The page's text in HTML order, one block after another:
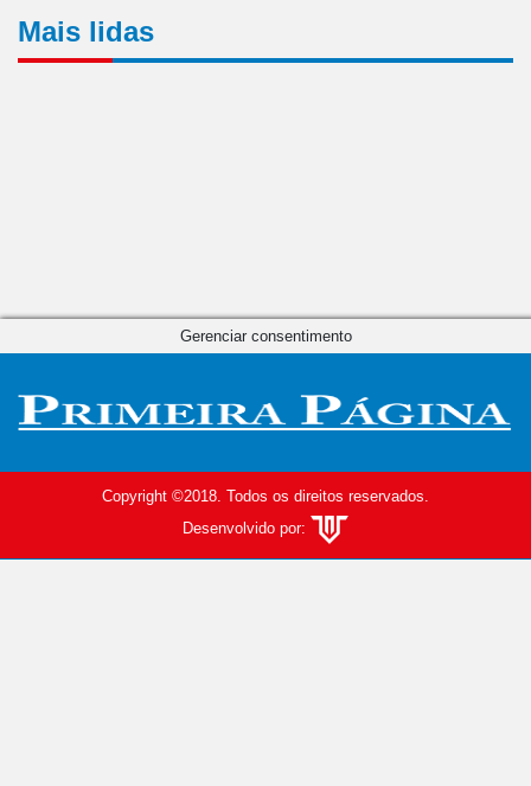
Mais lidas
Copyright ©2018. Todos os direitos reservados.
Desenvolvido por:
Gerenciar consentimento